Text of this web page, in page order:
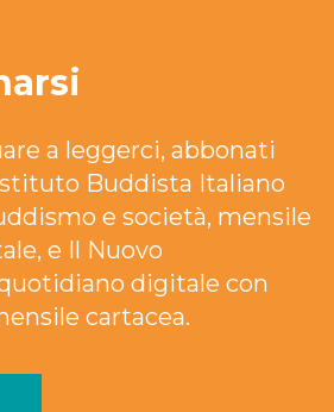
a leggerci, abbonati
Buddista Italiano
e società, mensile
e Il Nuovo
digitale con
cartacea.